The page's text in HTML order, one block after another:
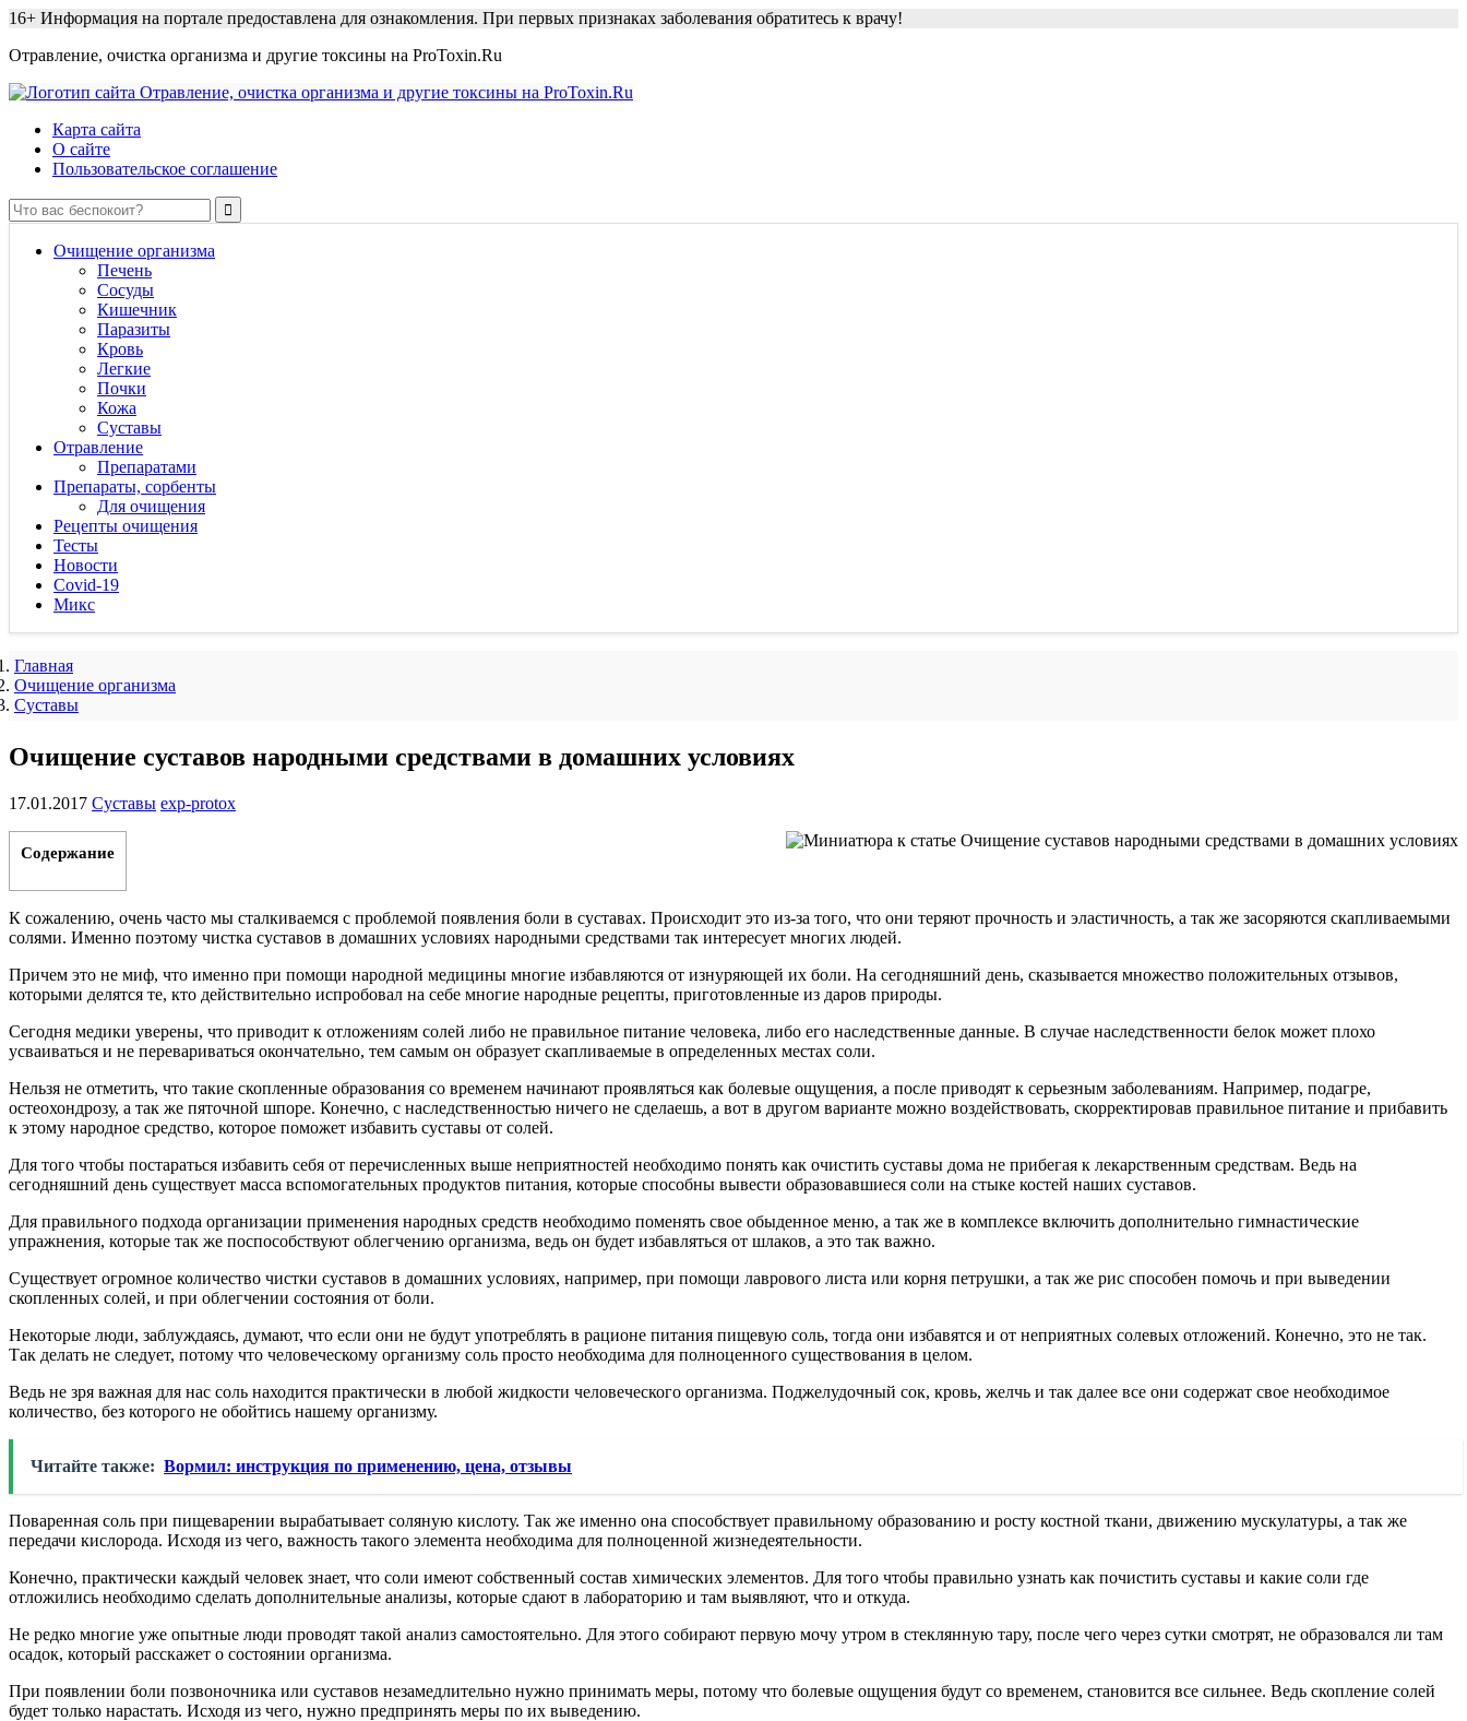
16+ Информация на портале предоставлена для ознакомления. При первых признаках заболевания обратитесь к врачу!
Отравление, очистка организма и другие токсины на ProToxin.Ru
Карта сайта
О сайте
Пользовательское соглашение
Очищение организма
Печень
Сосуды
Кишечник
Паразиты
Кровь
Легкие
Почки
Кожа
Суставы
Отравление
Препаратами
Препараты, сорбенты
Для очищения
Рецепты очищения
Тесты
Новости
Covid-19
Микс
Главная
Очищение организма
Суставы
Очищение суставов народными средствами в домашних условиях
17.01.2017 Суставы exp-protox
Содержание
К сожалению, очень часто мы сталкиваемся с проблемой появления боли в суставах. Происходит это из-за того, что они теряют прочность и эластичность, а так же засоряются скапливаемыми
солями. Именно поэтому чистка суставов в домашних условиях народными средствами так интересует многих людей.
Причем это не миф, что именно при помощи народной медицины многие избавляются от изнуряющей их боли. На сегодняшний день, сказывается множество положительных отзывов,
которыми делятся те, кто действительно испробовал на себе многие народные рецепты, приготовленные из даров природы.
Сегодня медики уверены, что приводит к отложениям солей либо не правильное питание человека, либо его наследственные данные. В случае наследственности белок может плохо
усваиваться и не перевариваться окончательно, тем самым он образует скапливаемые в определенных местах соли.
Нельзя не отметить, что такие скопленные образования со временем начинают проявляться как болевые ощущения, а после приводят к серьезным заболеваниям. Например, подагре,
остеохондрозу, а так же пяточной шпоре. Конечно, с наследственностью ничего не сделаешь, а вот в другом варианте можно воздействовать, скорректировав правильное питание и прибавить
к этому народное средство, которое поможет избавить суставы от солей.
Для того чтобы постараться избавить себя от перечисленных выше неприятностей необходимо понять как очистить суставы дома не прибегая к лекарственным средствам. Ведь на
сегодняшний день существует масса вспомогательных продуктов питания, которые способны вывести образовавшиеся соли на стыке костей наших суставов.
Для правильного подхода организации применения народных средств необходимо поменять свое обыденное меню, а так же в комплексе включить дополнительно гимнастические
упражнения, которые так же поспособствуют облегчению организма, ведь он будет избавляться от шлаков, а это так важно.
Существует огромное количество чистки суставов в домашних условиях, например, при помощи лаврового листа или корня петрушки, а так же рис способен помочь и при выведении
скопленных солей, и при облегчении состояния от боли.
Некоторые люди, заблуждаясь, думают, что если они не будут употреблять в рационе питания пищевую соль, тогда они избавятся и от неприятных солевых отложений. Конечно, это не так.
Так делать не следует, потому что человеческому организму соль просто необходима для полноценного существования в целом.
Ведь не зря важная для нас соль находится практически в любой жидкости человеческого организма. Поджелудочный сок, кровь, желчь и так далее все они содержат свое необходимое
количество, без которого не обойтись нашему организму.
Читайте также: Вормил: инструкция по применению, цена, отзывы
Поваренная соль при пищеварении вырабатывает соляную кислоту. Так же именно она способствует правильному образованию и росту костной ткани, движению мускулатуры, а так же
передачи кислорода. Исходя из чего, важность такого элемента необходима для полноценной жизнедеятельности.
Конечно, практически каждый человек знает, что соли имеют собственный состав химических элементов. Для того чтобы правильно узнать как почистить суставы и какие соли где
отложились необходимо сделать дополнительные анализы, которые сдают в лабораторию и там выявляют, что и откуда.
Не редко многие уже опытные люди проводят такой анализ самостоятельно. Для этого собирают первую мочу утром в стеклянную тару, после чего через сутки смотрят, не образовался ли там
осадок, который расскажет о состоянии организма.
При появлении боли позвоночника или суставов незамедлительно нужно принимать меры, потому что болевые ощущения будут со временем, становится все сильнее. Ведь скопление солей
будет только нарастать. Исходя из чего, нужно предпринять меры по их выведению.